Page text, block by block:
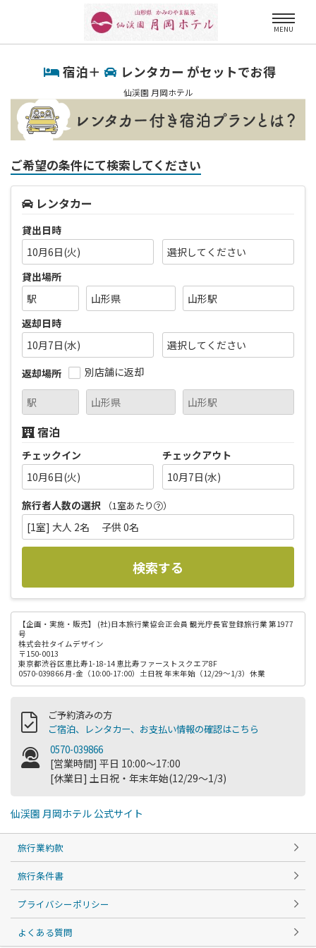
MENU
宿泊＋ レンタカー がセットでお得
仙渓園 月岡ホテル
ご希望の条件にて検索してください
レンタカー
貸出日時
10月6日(火)
貸出場所
返却日時
10月7日(水)
返却場所
別店舗に返却
宿泊
チェックイン
10月6日(火)
チェックアウト
10月7日(水)
旅行者人数の選択
（1室あたり ）
[1室] 大人 2名 子供 0名
検索する
【企画・実施・販売】
(社)日本旅行業協会正会員 観光庁長官登録旅行業 第1977
号
株式会社タイムデザイン
〒150-0013
東京都渋谷区恵比寿1-18-14 恵比寿ファーストスクエア8F
0570-039866 月-金（10:00-17:00）土日祝 年末年始（12/29～1/3）休業
ご予約済みの方
ご宿泊、レンタカー、お支払い情報の確認はこちら
0570-039866
[営業時間] 平日 10:00～17:00
[休業日] 土日祝・年末年始(12/29～1/3)
仙渓園 月岡ホテル 公式サイト
旅行業約款
旅行条件書
プライバシーポリシー
よくある質問